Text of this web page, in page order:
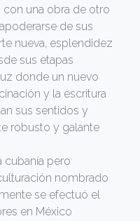
una obra de otro
de sus
nueva, esplendidez
sus etapas
donde un nuevo
y la escritura
sus sentidos y
robusto y galante
cubanía pero
nombrado
se efectuó el
en México